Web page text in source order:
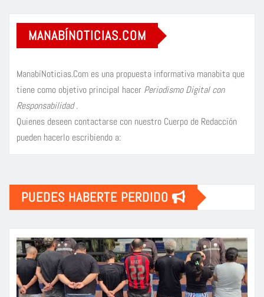
MANABÍNOTICIAS.COM
ManabíNoticias.Com es una propuesta informativa manabita que
tiene como objetivo principal hacer Periodismo Digital con
Responsabilidad.
Quienes deseen contactarse con nuestro Cuerpo de Redacción
pueden hacerlo escribiendo a:
PUEDES HABERTE PERDIDO